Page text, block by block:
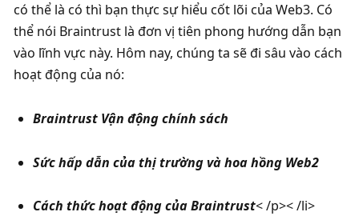
có thể là có thì bạn thực sự hiểu cốt lõi của Web3. Có
thể nói Braintrust là đơn vị tiên phong hướng dẫn bạn
vào lĩnh vực này. Hôm nay, chúng ta sẽ đi sâu vào cách
hoạt động của nó:
Braintrust Vận động chính sách‍‍
Sức hấp dẫn của thị trường và hoa hồng Web2
Cách thức hoạt động của Braintrust< /p>< /li>